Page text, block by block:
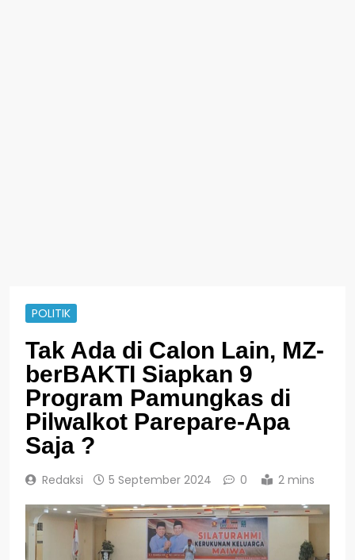
POLITIK
Tak Ada di Calon Lain, MZ-
berBAKTI Siapkan 9
Program Pamungkas di
Pilwalkot Parepare-Apa
Saja ?
Redaksi 5 September 2024 0 2 mins